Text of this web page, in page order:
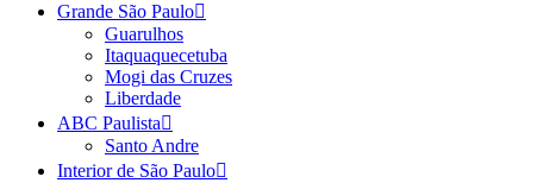
Grande São Paulo
Guarulhos
Itaquaquecetuba
Mogi das Cruzes
Liberdade
ABC Paulista
Santo Andre
Interior de São Paulo